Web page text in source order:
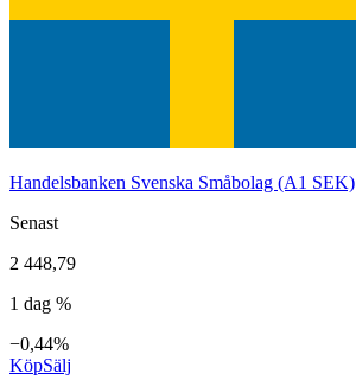
Handelsbanken Svenska Småbolag (A1 SEK)
Senast
2 448,79
1 dag %
−0,44%
KöpSälj